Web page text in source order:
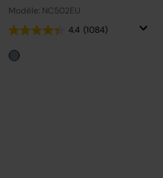
Modèle: NC502EU
4.4 (1084)